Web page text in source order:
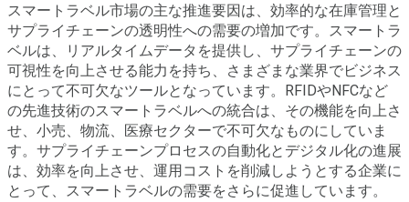
スマートラベル市場の主な推進要因は、効率的な在庫管理と
サプライチェーンの透明性への需要の増加です。スマートラ
ベルは、リアルタイムデータを提供し、サプライチェーンの
可視性を向上させる能力を持ち、さまざまな業界でビジネス
にとって不可欠なツールとなっています。RFIDやNFCなど
の先進技術のスマートラベルへの統合は、その機能を向上さ
せ、小売、物流、医療セクターで不可欠なものにしていま
す。サプライチェーンプロセスの自動化とデジタル化の進展
は、効率を向上させ、運用コストを削減しようとする企業に
とって、スマートラベルの需要をさらに促進しています。